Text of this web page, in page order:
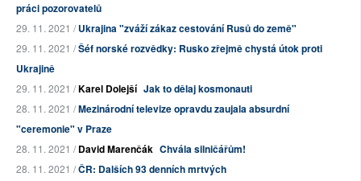
práci pozorovatelů
29. 11. 2021 /Ukrajina "zváží zákaz cestování Rusů do země"
29. 11. 2021 /Šéf norské rozvědky: Rusko zřejmě chystá útok proti
Ukrajině
29. 11. 2021 /Karel Dolejší Jak to dělaj kosmonauti
28. 11. 2021 /Mezinárodní televize opravdu zaujala absurdní
"ceremonie" v Praze
28. 11. 2021 /David Marenčák Chvála silničářům!
28. 11. 2021 /ČR: Dalších 93 denních mrtvých